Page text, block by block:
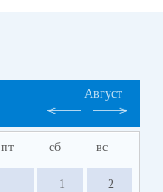
Август
пт сб вс
1 2